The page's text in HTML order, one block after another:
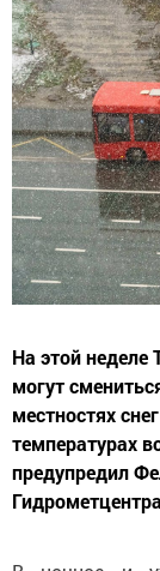
На этой
могут
местностях
температурах
предупредил